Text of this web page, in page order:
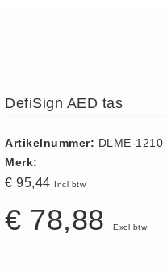
DefiSign AED tas
Artikelnummer: DLME-1210
Merk:
€ 95,44 Incl btw
€ 78,88Excl btw